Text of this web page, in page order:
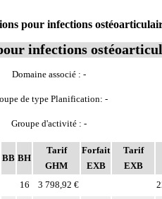
BB BH
Tarif
GHM
Forfait
EXB
Tarif
EXB
16 3 798,92 €
pour infections
infections
Domaine associé : -
de type Planification: -
Groupe d'activité : -